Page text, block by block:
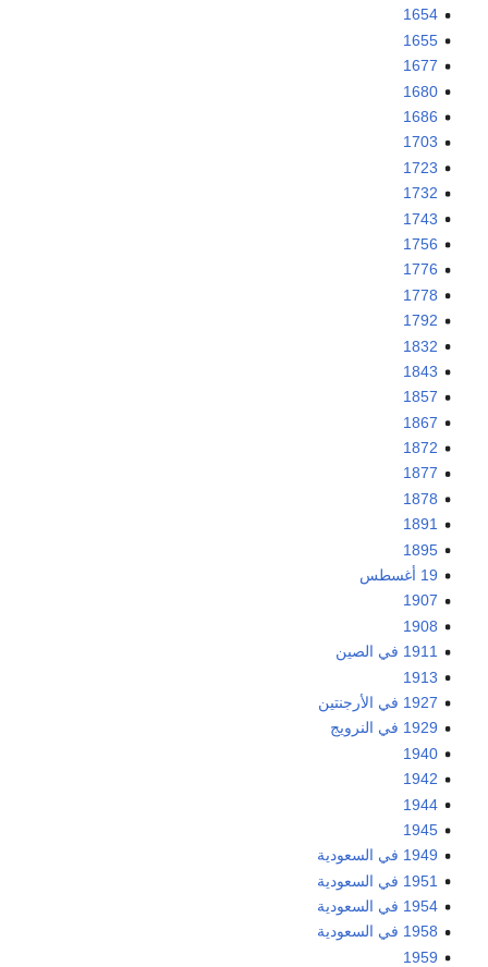
1654
1655
1677
1680
1686
1703
1723
1732
1743
1756
1776
1778
1792
1832
1843
1857
1867
1872
1877
1878
1891
1895
19 أغسطس
1907
1908
1911 في الصين
1913
1927 في الأرجنتين
1929 في النرويج
1940
1942
1944
1945
1949 في السعودية
1951 في السعودية
1954 في السعودية
1958 في السعودية
1959